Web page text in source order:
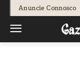
Anuncie Connosco
Carlos Cipriano -